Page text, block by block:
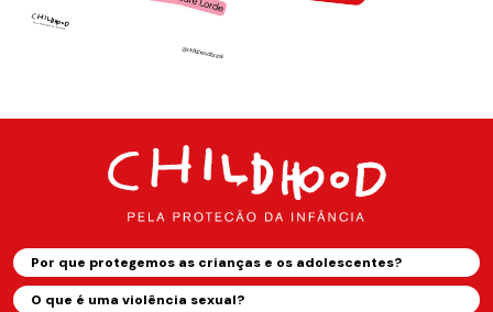
Por que protegemos as crianças e os adolescentes?
O que é uma violência sexual?